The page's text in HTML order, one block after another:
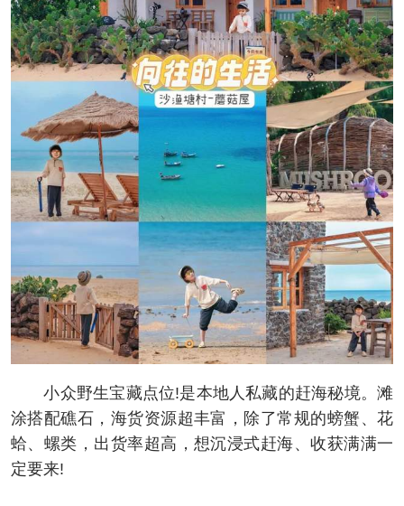
小众野生宝藏点位!是本地人私藏的赶海秘境。滩
涂搭配礁石，海货资源超丰富，除了常规的螃蟹、花
蛤、螺类，出货率超高，想沉浸式赶海、收获满满一
定要来!